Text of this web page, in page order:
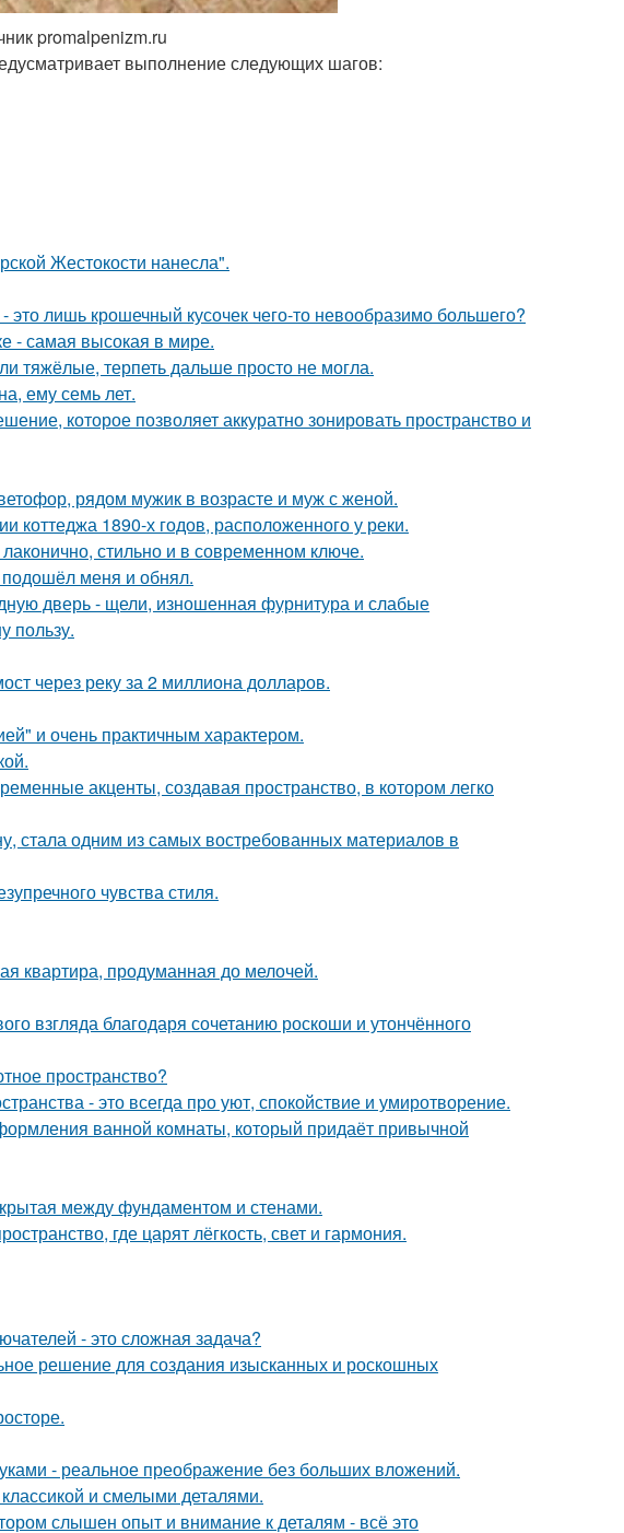
promalpenizm.ru
выполнение следующих шагов:
Жестокости нанесла".
это лишь крошечный кусочек чего-то невообразимо большего?
- самая высокая в мире.
тяжёлые, терпеть дальше просто не могла.
ему семь лет.
которое позволяет аккуратно зонировать пространство и
рядом мужик в возрасте и муж с женой.
коттеджа 1890-х годов, расположенного у реки.
стильно и в современном ключе.
меня и обнял.
дверь - щели, изношенная фурнитура и слабые
пользу.
через реку за 2 миллиона долларов.
и очень практичным характером.
акценты, создавая пространство, в котором легко
стала одним из самых востребованных материалов в
чувства стиля.
квартира, продуманная до мелочей.
взгляда благодаря сочетанию роскоши и утончённого
пространство?
- это всегда про уют, спокойствие и умиротворение.
ванной комнаты, который придаёт привычной
между фундаментом и стенами.
где царят лёгкость, свет и гармония.
- это сложная задача?
решение для создания изысканных и роскошных
- реальное преображение без больших вложений.
и смелыми деталями.
слышен опыт и внимание к деталям - всё это